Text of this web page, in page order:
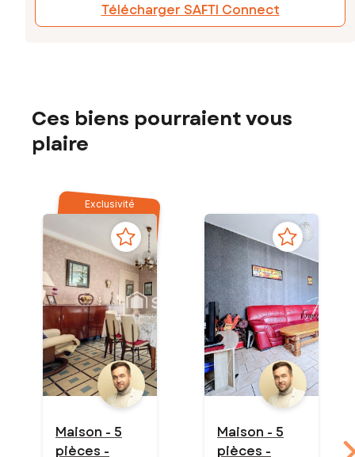
Télécharger SAFTI Connect
Ces biens pourraient vous
plaire
Exclusivité
Maison - 5
pièces -
Maison - 5
pièces -